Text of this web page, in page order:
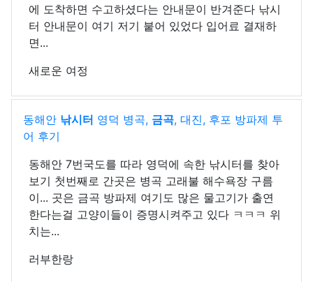
에 도착하면 수고하셨다는 안내문이 반겨준다 낚시
터 안내문이 여기 저기 붙어 있었다 입어료 결재하
면...
새로운 여정
동해안 낚시터 영덕 병곡, 금곡, 대진, 후포 방파제 투
어 후기
동해안 7번국도를 따라 영덕에 속한 낚시터를 찾아
보기 첫번째로 간곳은 병곡 고래불 해수욕장 구름
이... 곳은 금곡 방파제 여기도 많은 물고기가 출연
한다는걸 고양이들이 증명시켜주고 있다 ㅋㅋㅋ 위
치는...
러부한랑